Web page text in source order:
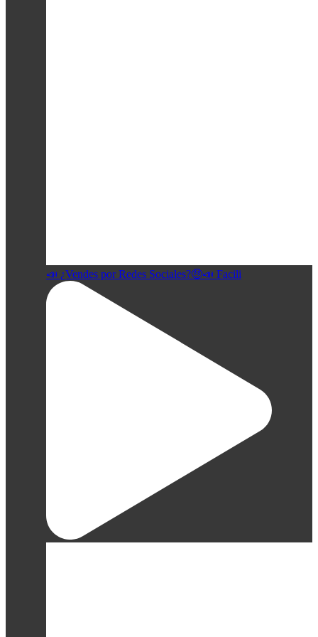
📣 ¿Vendes por Redes Sociales?🤑📣 Facili